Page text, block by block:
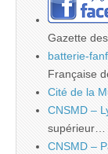
Gazette
batterie-
Française
Cité de la
CNSMD –
supérieur…
CNSMD –